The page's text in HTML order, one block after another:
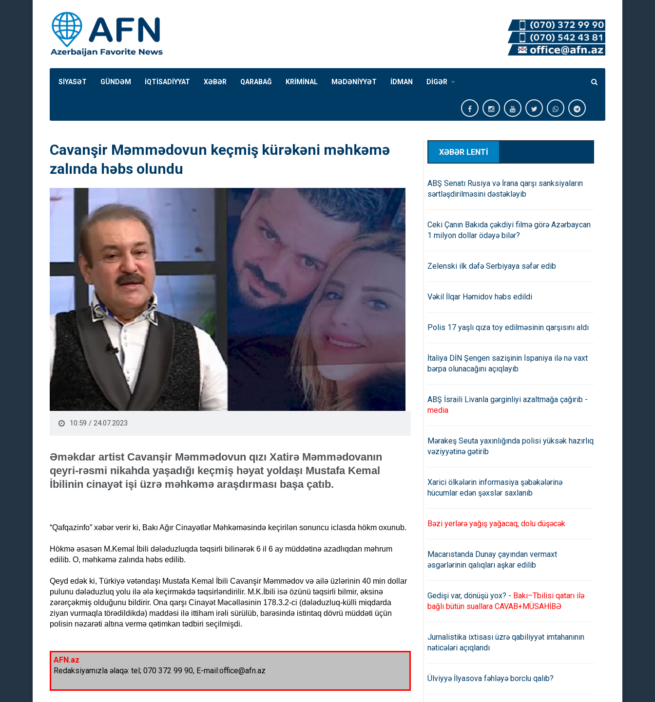
SİYASƏT GÜNDƏM İQTİSADİYYAT XƏBƏR QARABAĞ KRİMİNAL MƏDƏNİYYƏT İDMAN DİGƏR
Cavanşir Məmmədovun keçmiş kürəkəni məhkəmə
zalında həbs olundu
10:59 / 24.07.2023
Əməkdar artist Cavanşir Məmmədovun qızı Xatirə Məmmədovanın
qeyri-rəsmi nikahda yaşadığı keçmiş həyat yoldaşı Mustafa Kemal
İbilinin cinayət işi üzrə məhkəmə araşdırması başa çatıb.
“Qafqazinfo” xəbər verir ki, Bakı Ağır Cinayətlər Məhkəməsində keçirilən sonuncu iclasda hökm oxunub.
Hökmə əsasən M.Kemal İbili dələduzluqda təqsirli bilinərək 6 il 6 ay müddətinə azadlıqdan məhrum
edilib. O, məhkəmə zalında həbs edilib.
Qeyd edək ki, Türkiyə vətəndaşı Mustafa Kemal İbili Cavanşir Məmmədov və ailə üzlərinin 40 min dollar
pulunu dələduzluq yolu ilə ələ keçirməkdə təqsirləndirilir. M.K.İbili isə özünü təqsirli bilmir, əksinə
zərərçəkmiş olduğunu bildirir. Ona qarşı Cinayət Məcəlləsinin 178.3.2-ci (dələduzluq-külli miqdarda
ziyan vurmaqla törədildikdə) maddəsi ilə ittiham irəli sürülüb, barəsində istintaq dövrü müddəti üçün
polisin nəzarəti altına vermə qətimkan tədbiri seçilmişdi.
AFN.az
Redaksiyamızla əlaqə: tel; 070 372 99 90, E-mail:office@afn.az
XƏBƏR LENTİ
ABŞ Senatı Rusiya və İrana qarşı sanksiyaların
sərtləşdirilməsini dəstəkləyib
Ceki Çanın Bakıda çəkdiyi filmə görə Azərbaycan
1 milyon dollar ödəyə bilər?
Zelenski ilk dəfə Serbiyaya səfər edib
Vəkil İlqar Həmidov həbs edildi
Polis 17 yaşlı qıza toy edilməsinin qarşısını aldı
İtaliya DİN Şengen sazişinin İspaniya ilə nə vaxt
bərpa olunacağını açıqlayıb
ABŞ İsraili Livanla gərginliyi azaltmağa çağırıb -
media
Mərakeş Seuta yaxınlığında polisi yüksək hazırlıq
vəziyyətinə gətirib
Xarici ölkələrin informasiya şəbəkələrinə
hücumlar edən şəxslər saxlanıb
Bəzi yerlərə yağış yağacaq, dolu düşəcək
Macarıstanda Dunay çayından vermaxt
əsgərlərinin qalıqları aşkar edilib
Gedişi var, dönüşü yox? - Bakı–Tbilisi qatarı ilə
bağlı bütün suallara CAVAB+MÜSAHİBƏ
Jurnalistika ixtisası üzrə qabiliyyət imtahanının
nəticələri açıqlandı
Ülviyyə İlyasova fəhləyə borclu qalıb?